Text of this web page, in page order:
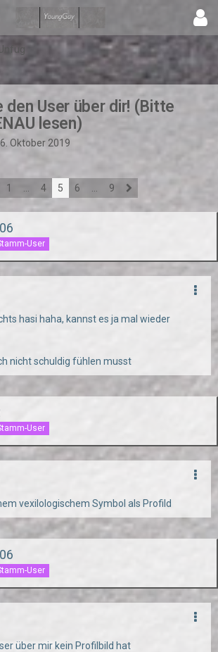
den User über dir! (Bitte
lesen)
Oktober 2019
1 4 5 6 9
User
hasi haha, kannst es ja mal wieder
nicht schuldig fühlen musst
User
vexilologischem Symbol als Profild
User
über mir kein Profilbild hat